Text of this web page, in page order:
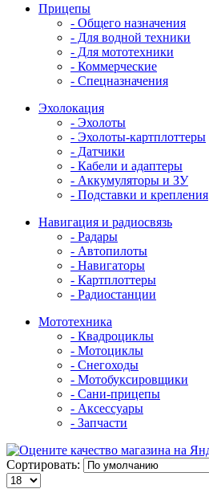
Прицепы
- Общего назначения
- Для водной техники
- Для мототехники
- Коммерческие
- Спецназначения
Эхолокация
- Эхолоты
- Эхолоты-картплоттеры
- Датчики
- Кабели и адаптеры
- Аккумуляторы и ЗУ
- Подставки и крепления
Навигация и радиосвязь
- Радары
- Автопилоты
- Навигаторы
- Картплоттеры
- Радиостанции
Мототехника
- Квадроциклы
- Мотоциклы
- Снегоходы
- Мотобуксировщики
- Сани-прицепы
- Аксессуары
- Запчасти
Сортировать: